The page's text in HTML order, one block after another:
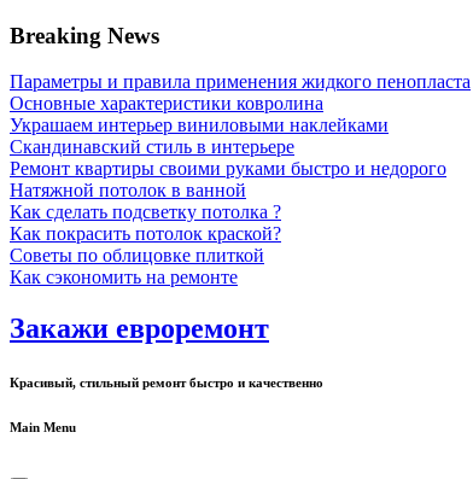
Breaking News
Параметры и правила применения жидкого пенопласта
Основные характеристики ковролина
Украшаем интерьер виниловыми наклейками
Скандинавский стиль в интерьере
Ремонт квартиры своими руками быстро и недорого
Натяжной потолок в ванной
Как сделать подсветку потолка ?
Как покрасить потолок краской?
Советы по облицовке плиткой
Как сэкономить на ремонте
Закажи евроремонт
Красивый, стильный ремонт быстро и качественно
Main Menu